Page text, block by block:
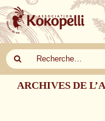
ARCHIVES DE